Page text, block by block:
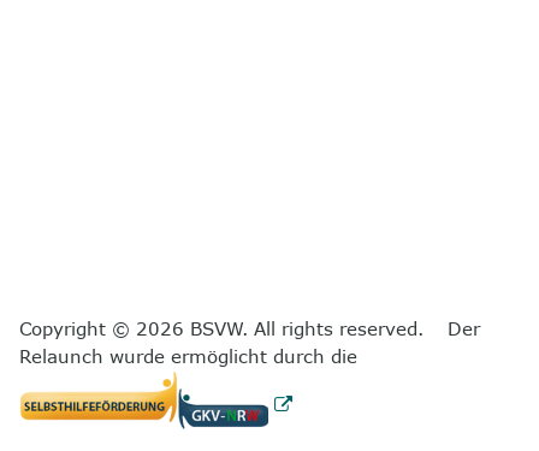
Copyright © 2026 BSVW. All rights reserved. Der
Relaunch wurde ermöglicht durch die